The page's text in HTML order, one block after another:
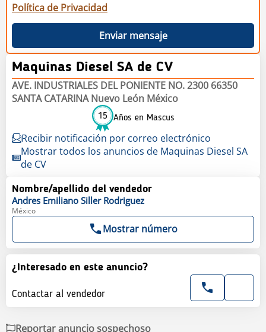
Política de Privacidad
Enviar mensaje
Maquinas Diesel SA de CV
AVE. INDUSTRIALES DEL PONIENTE NO. 2300 66350
SANTA CATARINA Nuevo León México
15 Años en Mascus
Recibir notificación por correo electrónico
Mostrar todos los anuncios de Maquinas Diesel SA
de CV
Nombre/apellido del vendedor
Andres Emiliano Siller Rodriguez
México
Mostrar número
¿Interesado en este anuncio?
Contactar al vendedor
Reportar anuncio sospechoso